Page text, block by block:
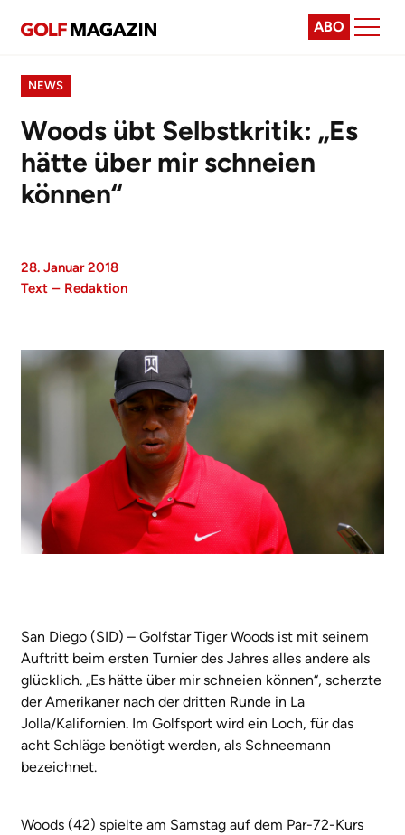
ABO
NEWS
Woods übt Selbstkritik: „Es
hätte über mir schneien
können“
28. Januar 2018
Text – Redaktion
San Diego (SID) – Golfstar Tiger Woods ist mit seinem
Auftritt beim ersten Turnier des Jahres alles andere als
glücklich. „Es hätte über mir schneien können“, scherzte
der Amerikaner nach der dritten Runde in La
Jolla/Kalifornien. Im Golfsport wird ein Loch, für das
acht Schläge benötigt werden, als Schneemann
bezeichnet.
Woods (42) spielte am Samstag auf dem Par-72-Kurs